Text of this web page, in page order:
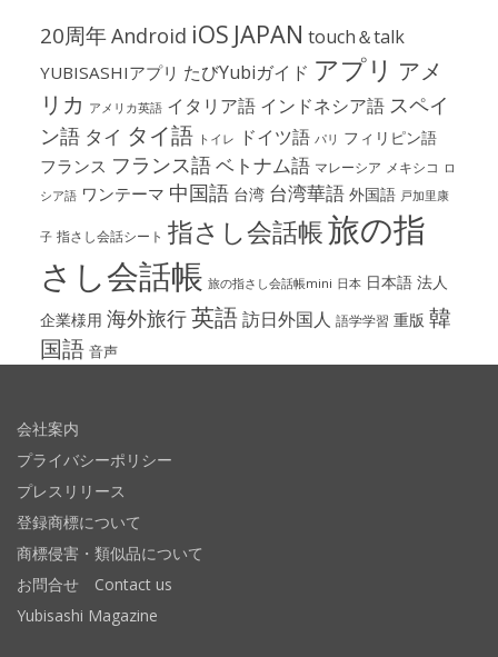
20周年Android iOS JAPAN touch＆talk
YUBISASHIアプリ たびYubiガイド アプリ アメ
リカ アメリカ英語 イタリア語 インドネシア語 スペイ
ン語 タイ タイ語 トイレ ドイツ語 パリ フィリピン語
フランス フランス語ベトナム語 マレーシア メキシコ ロ
シア語 ワンテーマ 中国語 台湾 台湾華語 外国語 戸加里康
子 指さし会話シート 指さし会話帳旅の指
さし会話帳 旅の指さし会話帳mini 日本 日本語 法人
企業様用 海外旅行英語訪日外国人 語学学習 重版 韓
国語 音声
会社案内
プライバシーポリシー
プレスリリース
登録商標について
商標侵害・類似品について
お問合せ Contact us
Yubisashi Magazine